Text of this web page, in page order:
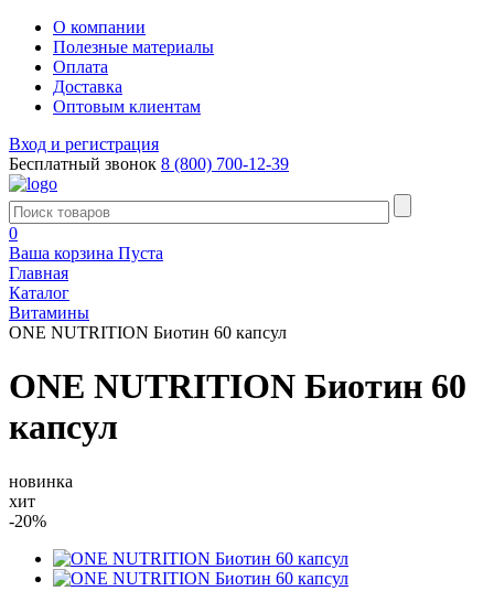
О компании
Полезные материалы
Оплата
Доставка
Оптовым клиентам
Вход и регистрация
Бесплатный звонок 8 (800) 700-12-39
0
Ваша корзина Пуста
Главная
Каталог
Витамины
ONE NUTRITION Биотин 60 капсул
ONE NUTRITION Биотин 60
капсул
новинка
хит
-20%